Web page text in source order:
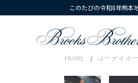
このたびの令和8年熊本
HOME コーディネ